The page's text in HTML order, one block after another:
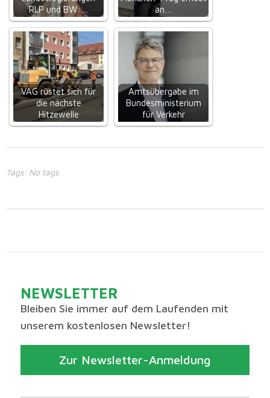
RLP und BW:…
an…
VAG rüstet sich für
die nächste
Hitzewelle
Amtsübergabe im
Bundesministerium
für Verkehr
Tags: No tags
NEWSLETTER
Bleiben Sie immer auf dem Laufenden mit
unserem kostenlosen Newsletter!
Zur Newsletter-Anmeldung